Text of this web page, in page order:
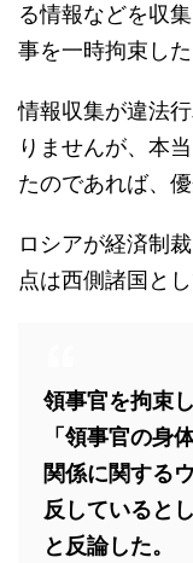
る情報などを収
事を一時拘束した
情報収集が違法
りませんが、本
たのであれば、
ロシアが経済制
点は西側諸国と
領事官を拘束
「領事官の身
関係に関する
反していると
と反論した。